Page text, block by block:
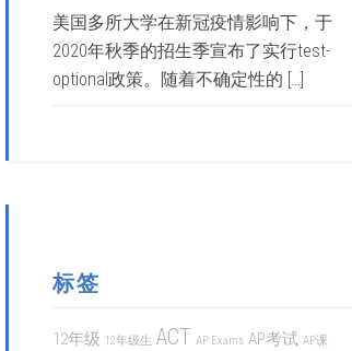
美国多所大学在新冠疫情影响下，于
2020年秋季的招生季宣布了实行test-
optional政策。随着不确定性的 […]
标签
12年级 12年级生 ACT AP Exams AP考试 AP课